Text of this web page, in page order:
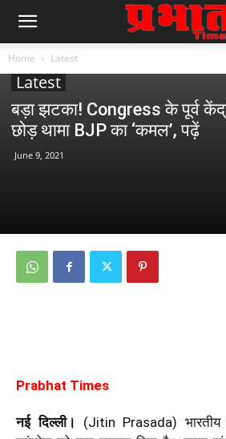
Home Latest
Latest
बड़ा झटका! Congress के पूर्व
छोड़ थामा BJP का ‘कमल’, पढ़ें
June 9, 2021
Prabhat Times
नई दिल्ली। (Jitin Prasada) भारतीय